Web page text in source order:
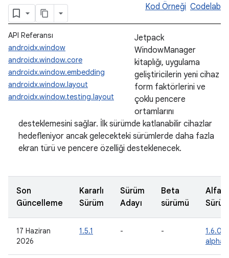
Kod Örneği Codelab
API Referansı
androidx.window
androidx.window.core
androidx.window.embedding
androidx.window.layout
androidx.window.testing.layout
Jetpack
WindowManager
kitaplığı, uygulama
geliştiricilerin yeni cihaz
form faktörlerini ve
çoklu pencere
ortamlarını
desteklemesini sağlar. İlk sürümde katlanabilir cihazlar
hedefleniyor ancak gelecekteki sürümlerde daha fazla
ekran türü ve pencere özelliği desteklenecek.
Son
Güncelleme
Kararlı
Sürüm
Sürüm
Adayı
Beta
sürümü
Alfa
17 Haziran
2026
1.5.1 - -
1.6.0-